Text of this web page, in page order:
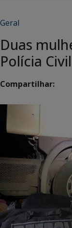
Geral
Duas
Polícia
Compartilhar: